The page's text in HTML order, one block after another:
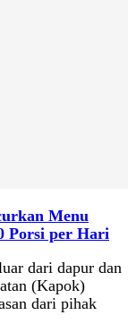
Menu
Porsi per Hari
dari dapur dan
(Kapok)
dari pihak